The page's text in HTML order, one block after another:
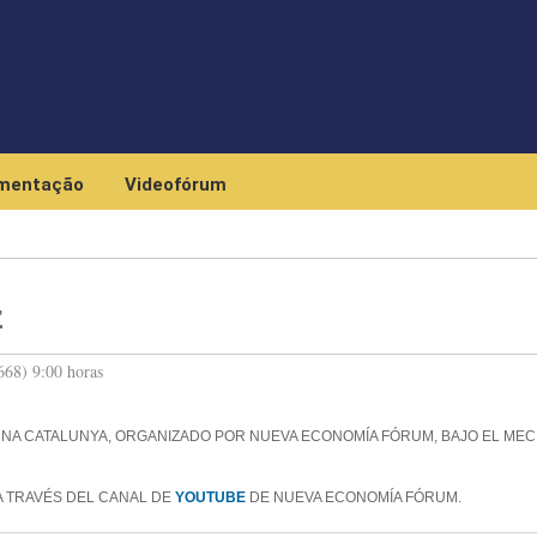
Videofórum
9:00 horas
CATALUNYA, ORGANIZADO POR NUEVA ECONOMÍA FÓRUM, BAJO EL
TRAVÉS DEL CANAL DE YOUTUBE DE NUEVA ECONOMÍA FÓRUM.